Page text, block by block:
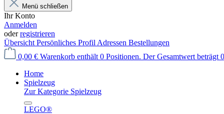
Menü schließen
Ihr Konto
Anmelden
oderregistrieren
Übersicht Persönliches Profil Adressen Bestellungen
0,00 € Warenkorb enthält 0 Positionen. Der Gesamtwert beträgt
Home
Spielzeug
Zur Kategorie Spielzeug
LEGO®